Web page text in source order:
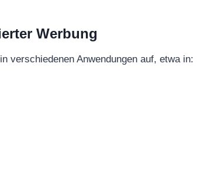
Werbung
verschiedenen Anwendungen auf, etwa in: